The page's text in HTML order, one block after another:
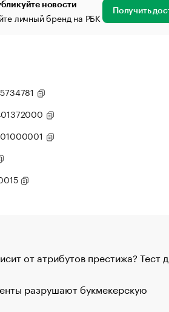
новости
личный бренд на РБК Получить
от атрибутов престижа? Тест
разрушают букмекерскую